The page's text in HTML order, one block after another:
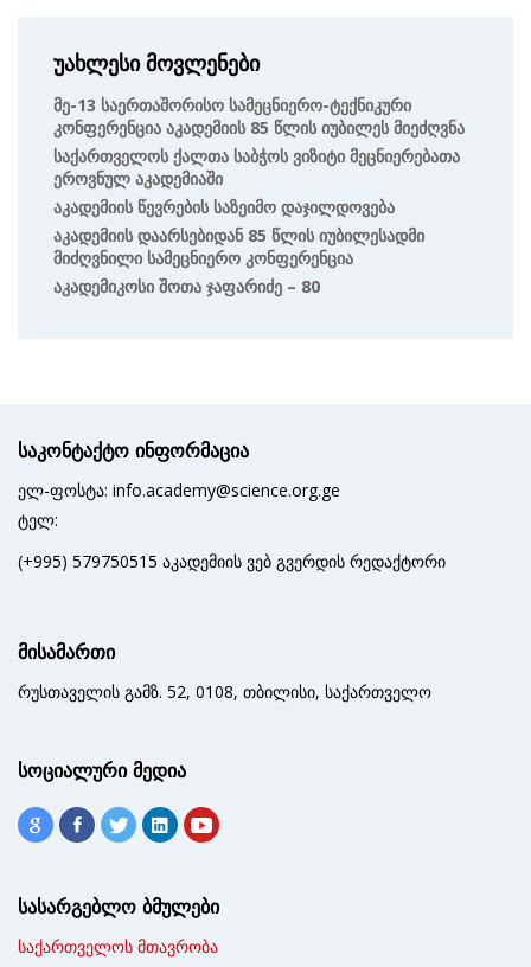
უახლესი მოვლენები
Მე-13 Საერთაშორისო Სამეცნიერო-Ტექნიკური
Კონფერენცია Აკადემიის 85 Წლის Იუბილეს Მიეძღვნა
Საქართველოს Ქალთა Საბჭოს Ვიზიტი Მეცნიერებათა
Ეროვნულ Აკადემიაში
Აკადემიის Წევრების Საზეიმო Დაჯილდოვება
Აკადემიის Დაარსებიდან 85 Წლის Იუბილესადმი
Მიძღვნილი Სამეცნიერო Კონფერენცია
Აკადემიკოსი Შოთა Ჯაფარიძე – 80
საკონტაქტო ინფორმაცია
ელ-ფოსტა: info.academy@science.org.ge
ტელ:
(+995) 579750515 აკადემიის ვებ გვერდის რედაქტორი
მისამართი
რუსთაველის გამზ. 52, 0108, თბილისი, საქართველო
სოციალური მედია
სასარგებლო ბმულები
საქართველოს მთავრობა